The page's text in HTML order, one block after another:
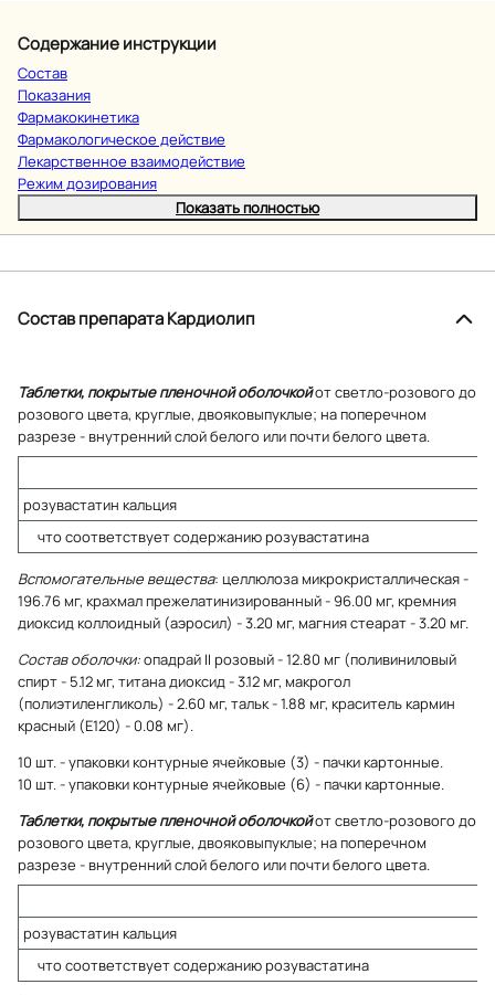
Содержание инструкции
Состав
Показания
Фармакокинетика
Фармакологическое действие
Лекарственное взаимодействие
Режим дозирования
Показать полностью
Состав препарата Кардиолип
Таблетки, покрытые пленочной оболочкойот светло-розового до
розового цвета, круглые, двояковыпуклые; на поперечном
разрезе - внутренний слой белого или почти белого цвета.
розувастатин кальция
что соответствует содержанию розувастатина
Вспомогательные вещества: целлюлоза микрокристаллическая -
196.76 мг, крахмал прежелатинизированный - 96.00 мг, кремния
диоксид коллоидный (аэросил) - 3.20 мг, магния стеарат - 3.20 мг.
Состав оболочки:опадрай II розовый - 12.80 мг (поливиниловый
спирт - 5.12 мг, титана диоксид - 3.12 мг, макрогол
(полиэтиленгликоль) - 2.60 мг, тальк - 1.88 мг, краситель кармин
красный (E120) - 0.08 мг).
10 шт. - упаковки контурные ячейковые (3) - пачки картонные.
10 шт. - упаковки контурные ячейковые (6) - пачки картонные.
Таблетки, покрытые пленочной оболочкойот светло-розового до
розового цвета, круглые, двояковыпуклые; на поперечном
разрезе - внутренний слой белого или почти белого цвета.
розувастатин кальция
что соответствует содержанию розувастатина